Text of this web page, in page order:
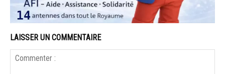
LAISSER UN COMMENTAIRE